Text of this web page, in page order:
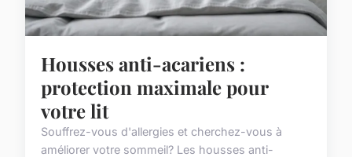
Housses anti-acariens :
protection maximale pour
votre lit
Souffrez-vous d'allergies et cherchez-vous à
améliorer votre sommeil? Les housses anti-